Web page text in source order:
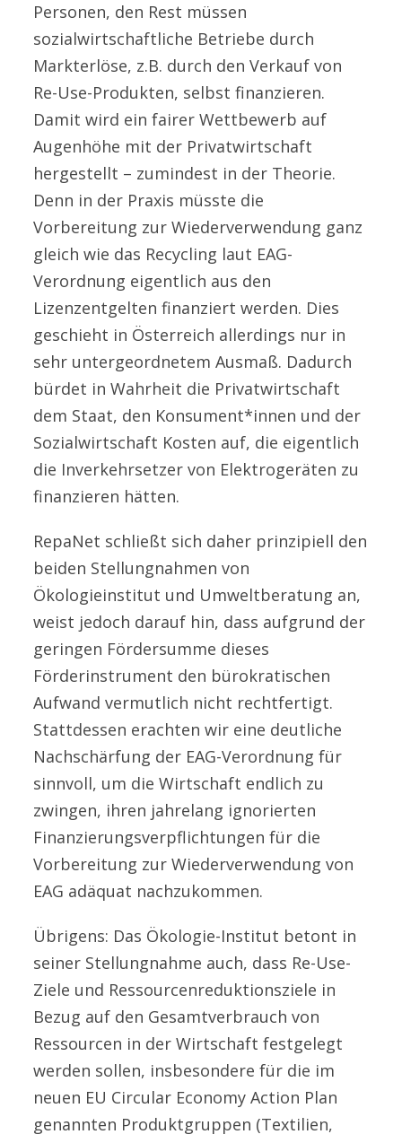
Personen, den Rest müssen
sozialwirtschaftliche Betriebe durch
Markterlöse, z.B. durch den Verkauf von
Re-Use-Produkten, selbst finanzieren.
Damit wird ein fairer Wettbewerb auf
Augenhöhe mit der Privatwirtschaft
hergestellt – zumindest in der Theorie.
Denn in der Praxis müsste die
Vorbereitung zur Wiederverwendung ganz
gleich wie das Recycling laut EAG-
Verordnung eigentlich aus den
Lizenzentgelten finanziert werden. Dies
geschieht in Österreich allerdings nur in
sehr untergeordnetem Ausmaß. Dadurch
bürdet in Wahrheit die Privatwirtschaft
dem Staat, den Konsument*innen und der
Sozialwirtschaft Kosten auf, die eigentlich
die Inverkehrsetzer von Elektrogeräten zu
finanzieren hätten.
RepaNet schließt sich daher prinzipiell den
beiden Stellungnahmen von
Ökologieinstitut und Umweltberatung an,
weist jedoch darauf hin, dass aufgrund der
geringen Fördersumme dieses
Förderinstrument den bürokratischen
Aufwand vermutlich nicht rechtfertigt.
Stattdessen erachten wir eine deutliche
Nachschärfung der EAG-Verordnung für
sinnvoll, um die Wirtschaft endlich zu
zwingen, ihren jahrelang ignorierten
Finanzierungsverpflichtungen für die
Vorbereitung zur Wiederverwendung von
EAG adäquat nachzukommen.
Übrigens: Das Ökologie-Institut betont in
seiner Stellungnahme auch, dass Re-Use-
Ziele und Ressourcenreduktionsziele in
Bezug auf den Gesamtverbrauch von
Ressourcen in der Wirtschaft festgelegt
werden sollen, insbesondere für die im
neuen EU Circular Economy Action Plan
genannten Produktgruppen (Textilien,